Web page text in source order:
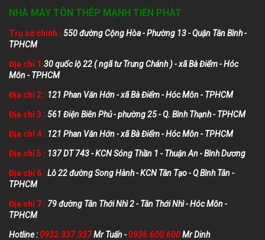
NHÀ MÁY TÔN THÉP MẠNH TIẾN PHÁT
Trụ sở chính : 550 đường Cộng Hòa - Phường 13 - Quận Tân Bình -
TPHCM
Địa chỉ 1:30 quốc lộ 22 ( ngã tư Trung Chánh ) - xã Bà Điểm - Hóc
Môn - TPHCM
Địa chỉ 2 : 121 Phan Văn Hớn - xã Bà Điểm - Hóc Môn - TPHCM
Địa chỉ 3 : 561 Điện Biên Phủ - phường 25 - Q. Bình Thạnh - TPHCM
Địa chỉ 4 : 121 Phan Văn Hớn - xã Bà Điểm - Hóc Môn - TPHCM
Địa chỉ 5 : 137 DT 743 - KCN Sóng Thần 1 - Thuận An - Bình Dương
Địa chỉ 6 : Lô 22 đường Song Hành - KCN Tân Tạo - Q Bình Tân -
TPHCM
Địa chỉ 7 : 79 đường Tân Thới Nhì 2 - Tân Thới Nhì - Hóc Môn -
TPHCM
Hotline :0932.337.337Mr Tuấn -0936.600.600Mr Dinh